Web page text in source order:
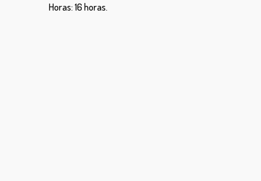
Horas: 16 horas.